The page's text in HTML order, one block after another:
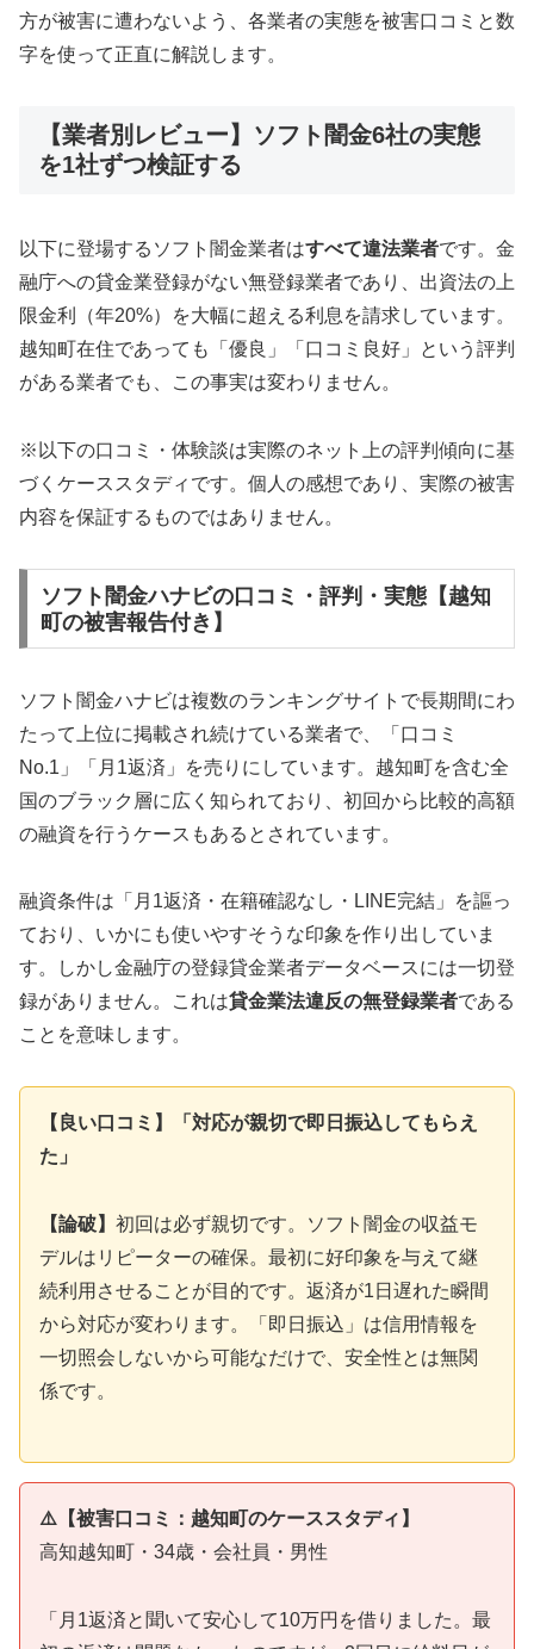
方が被害に遭わないよう、各業者の実態を被害口コミと数
字を使って正直に解説します。
【業者別レビュー】ソフト闇金6社の実態
を1社ずつ検証する
以下に登場するソフト闇金業者はすべて違法業者です。金
融庁への貸金業登録がない無登録業者であり、出資法の上
限金利（年20%）を大幅に超える利息を請求しています。
越知町在住であっても「優良」「口コミ良好」という評判
がある業者でも、この事実は変わりません。
※以下の口コミ・体験談は実際のネット上の評判傾向に基
づくケーススタディです。個人の感想であり、実際の被害
内容を保証するものではありません。
ソフト闇金ハナビの口コミ・評判・実態【越知
町の被害報告付き】
ソフト闇金ハナビは複数のランキングサイトで長期間にわ
たって上位に掲載され続けている業者で、「口コミ
No.1」「月1返済」を売りにしています。越知町を含む全
国のブラック層に広く知られており、初回から比較的高額
の融資を行うケースもあるとされています。
融資条件は「月1返済・在籍確認なし・LINE完結」を謳っ
ており、いかにも使いやすそうな印象を作り出していま
す。しかし金融庁の登録貸金業者データベースには一切登
録がありません。これは貸金業法違反の無登録業者である
ことを意味します。
【良い口コミ】「対応が親切で即日振込してもらえ
た」
【論破】 初回は必ず親切です。ソフト闇金の収益モ
デルはリピーターの確保。最初に好印象を与えて継
続利用させることが目的です。返済が1日遅れた瞬間
から対応が変わります。「即日振込」は信用情報を
一切照会しないから可能なだけで、安全性とは無関
係です。
⚠️【被害口コミ：越知町のケーススタディ】
高知越知町・34歳・会社員・男性
「月1返済と聞いて安心して10万円を借りました。最